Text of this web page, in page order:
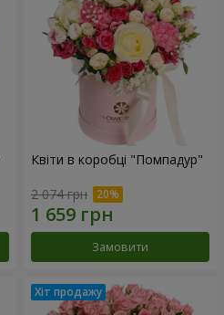
Квіти в коробці "Помпадур"
2 074 грн
Замовити